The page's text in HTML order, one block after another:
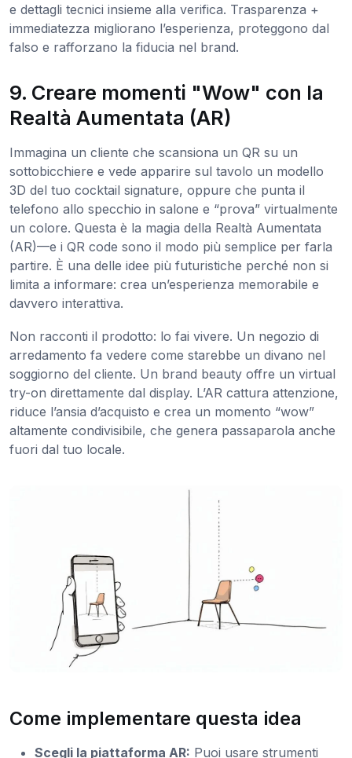
e dettagli tecnici insieme alla verifica. Trasparenza +
immediatezza migliorano l’esperienza, proteggono dal
falso e rafforzano la fiducia nel brand.
9. Creare momenti "Wow" con la
Realtà Aumentata (AR)
Immagina un cliente che scansiona un QR su un
sottobicchiere e vede apparire sul tavolo un modello
3D del tuo cocktail signature, oppure che punta il
telefono allo specchio in salone e “prova” virtualmente
un colore. Questa è la magia della Realtà Aumentata
(AR)—e i QR code sono il modo più semplice per farla
partire. È una delle idee più futuristiche perché non si
limita a informare: crea un’esperienza memorabile e
davvero interattiva.
Non racconti il prodotto: lo fai vivere. Un negozio di
arredamento fa vedere come starebbe un divano nel
soggiorno del cliente. Un brand beauty offre un virtual
try-on direttamente dal display. L’AR cattura attenzione,
riduce l’ansia d’acquisto e crea un momento “wow”
altamente condivisibile, che genera passaparola anche
fuori dal tuo locale.
Come implementare questa idea
Scegli la piattaforma AR: Puoi usare strumenti